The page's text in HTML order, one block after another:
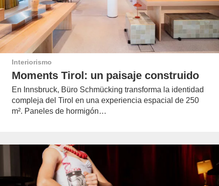
Interiorismo
Moments Tirol: un paisaje construido
En Innsbruck, Büro Schmücking transforma la identidad
compleja del Tirol en una experiencia espacial de 250
m². Paneles de hormigón…